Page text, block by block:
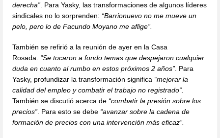
derecha” . Para Yasky, las transformaciones de algunos líderes
sindicales no lo sorprenden: “Barrionuevo no me mueve un
pelo, pero lo de Facundo Moyano me aflige”.
También se refirió a la reunión de ayer en la Casa
Rosada: “Se tocaron a fondo temas que despejaron cualquier
duda en cuanto al rumbo en estos próximos 2 años” . Para
Yasky, profundizar la transformación significa “mejorar la
calidad del empleo y combatir el trabajo no registrado”.
También se discutió acerca de “combatir la presión sobre los
precios” . Para esto se debe “avanzar sobre la cadena de
formación de precios con una intervención más eficaz”.